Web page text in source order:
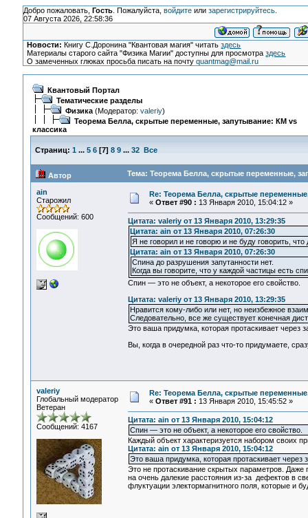
Добро пожаловать, Гость. Пожалуйста, войдитеили зарегистрируйтесь.
07 Августа 2026, 22:58:36
Новости: Книгу С.Доронина "Квантовая магия" читатьздесь
Материалы старого сайта "Физика Магии" доступны для просмотраздесь
О замеченных глюках просьба писать на почтуquantmag@mail.ru
Квантовый Портал
Тематические разделы
Физика(Модератор: valeriy)
Теорема Белла, скрытые переменные, запутывание: КМ vs
классика
Страниц: 1 ... 5 6[7] 8 9 ... 32 Все
Автор Тема: Теорема Белла, скрытые переменные,
ain
Старожил
Сообщений: 600
Re: Теорема Белла, скрытые
« Ответ #90 : 13 Января 2010, 15:04:12 »
Цитата: valeriy от 13 Января 2010, 13:29:35
Цитата: ain от 13 Января 2010, 07:26:30
Я не говорил и не говорю и не буду говорить,
Цитата: ain от 13 Января 2010, 07:26:30
Спина до разрушения запутанности нет.
Когда вы говорите, что у каждой частицы есть
Спин — это не объект, а некоторое его свойство.
Цитата: valeriy от 13 Января 2010, 13:29:35
Нравится кому-либо или нет, но неизбежное
Следовательно, все же существует конечная
Это ваша придумка, которая протаскивает через
Вы, когда в очередной раз что-то придумаете,
valeriy
Глобальный модератор
Ветеран
Сообщений: 4167
Re: Теорема Белла, скрытые
« Ответ #91 : 13 Января 2010, 15:45:52 »
Цитата: ain от 13 Января 2010, 15:04:12
Спин — это не объект, а некоторое его свойство.
Каждый объект характеризуется набором своих
Цитата: ain от 13 Января 2010, 15:04:12
Это ваша придумка, которая протаскивает
Это не протаскивание скрытых параметров. Даже
на очень далекие расстояния из-за дефектов в
флуктуации электормагнитного поля, которые и